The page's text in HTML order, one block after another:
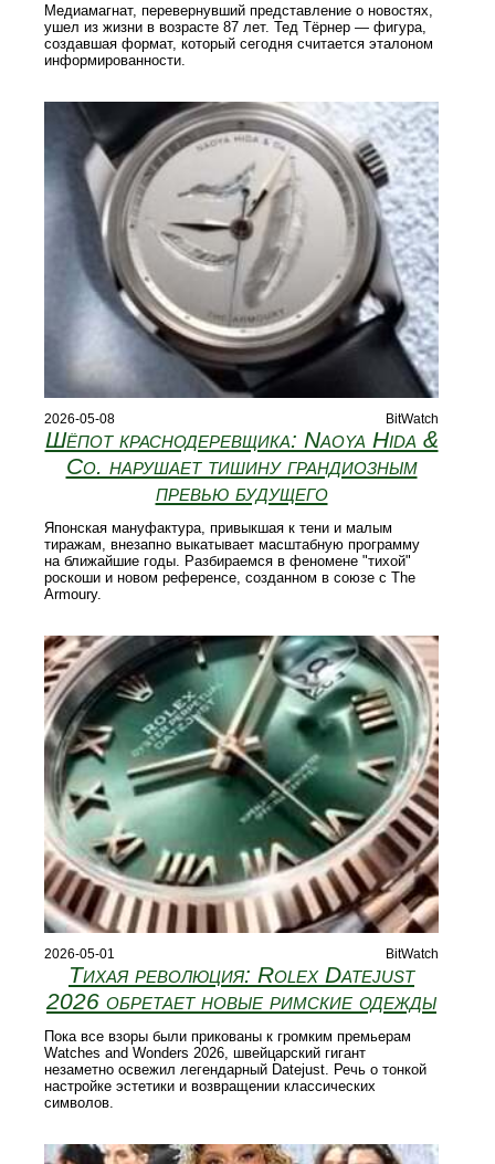
Медиамагнат, перевернувший представление о новостях,
ушел из жизни в возрасте 87 лет. Тед Тёрнер — фигура,
создавшая формат, который сегодня считается эталоном
информированности.
2026-05-08 BitWatch
Шёпот краснодеревщика: Naoya Hida &
Co. нарушает тишину грандиозным
превью будущего
Японская мануфактура, привыкшая к тени и малым
тиражам, внезапно выкатывает масштабную программу
на ближайшие годы. Разбираемся в феномене "тихой"
роскоши и новом референсе, созданном в союзе с The
Armoury.
2026-05-01 BitWatch
Тихая революция: Rolex Datejust
2026 обретает новые римские одежды
Пока все взоры были прикованы к громким премьерам
Watches and Wonders 2026, швейцарский гигант
незаметно освежил легендарный Datejust. Речь о тонкой
настройке эстетики и возвращении классических
символов.